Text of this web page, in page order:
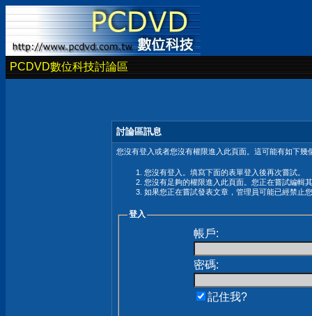
PCDVD數位科技討論區
討論區訊息
您沒有登入或者您沒有權限進入此頁面。這可能有如下幾
您沒有登入。填寫下面的表單登入後再次嘗試。
您沒有足夠的權限進入此頁面。您正在嘗試編輯
如果您正在嘗試發表文章，管理員可能已經禁止
登入
帳戶:
密碼:
記住我?